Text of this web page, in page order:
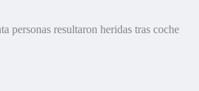
personas resultaron heridas tras coche